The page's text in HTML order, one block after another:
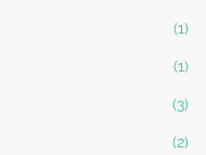
(1)
(1)
(3)
(2)